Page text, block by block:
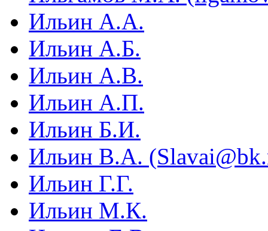
Ильин А.А.
Ильин А.Б.
Ильин А.В.
Ильин А.П.
Ильин Б.И.
Ильин В.А.
Ильин Г.Г.
Ильин М.К.